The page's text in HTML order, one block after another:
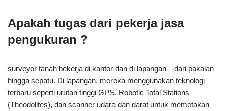
Apakah tugas dari pekerja jasa
pengukuran ?
surveyor tanah bekerja di kantor dan di lapangan – dari pakaian
hingga sepatu. Di lapangan, mereka menggunakan teknologi
terbaru seperti urutan tinggi GPS, Robotic Total Stations
(Theodolites), dan scanner udara dan darat untuk memetakan